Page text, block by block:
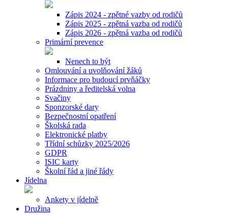
Zápis 2024 - zpětné vazby od rodičů
Zápis 2025 - zpětná vazba od rodičů
Zápis 2026 - zpětná vazba od rodičů
Primární prevence
Nenech to být
Omlouvání a uvolňování žáků
Informace pro budoucí prvňáčky
Prázdniny a ředitelská volna
Svačiny
Sponzorské dary
Bezpečnostní opatření
Školská rada
Elektronické platby
Třídní schůzky 2025/2026
GDPR
ISIC karty
Školní řád a jiné řády
Jídelna
Ankety v jídelně
Družina